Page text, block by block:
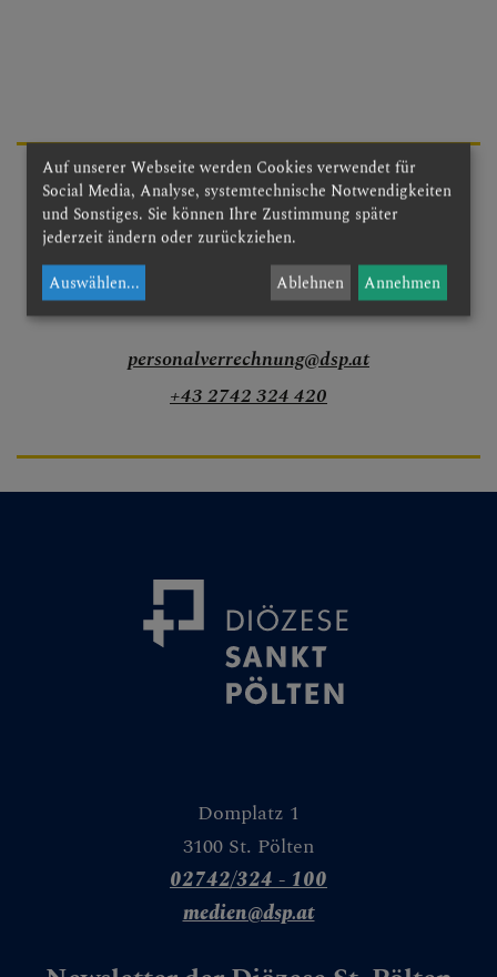
Personen
Diözesane Verwaltung
Ordinariatskanzlei
Wirtschafts- &
Personalmanagement
Abteilungen
Kommunikation
Kirchenmusik
Erwachsenenbildu
ng
Schule &
Personal
Pfarren &
Lebenswelten
Archiv &
Personalverrechnung
Domplatz 1
3100 St. Pölten
personalverrechnung@dsp.at
+43 2742 324 420
Domplatz 1
3100 St. Pölten
02742/324 - 100
medien@dsp.at
Auf unserer Webseite werden Cookies verwendet für
Social Media, Analyse, systemtechnische Notwendigkeiten
und Sonstiges. Sie können Ihre Zustimmung später
jederzeit ändern oder zurückziehen.
Auswählen... Ablehnen Annehmen